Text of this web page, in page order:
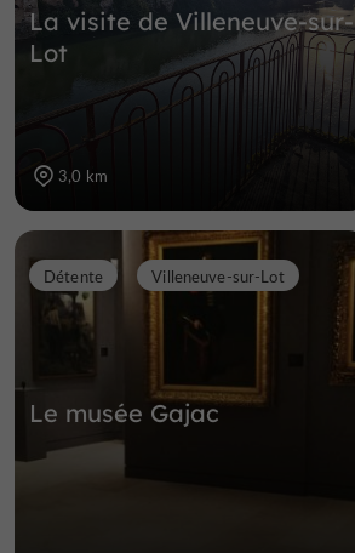
La visite de Villeneuve-sur-
Lot
3,0 km
Le musée Gajac
Détente Villeneuve-sur-Lot